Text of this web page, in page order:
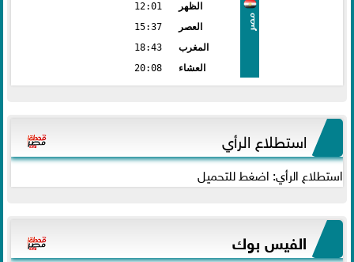
مصر
الظهر
12:01
العصر
15:37
المغرب
18:43
العشاء
20:08
استطلاع الرأي
استطلاع الرأي: اضغط للتحميل
الفيس بوك